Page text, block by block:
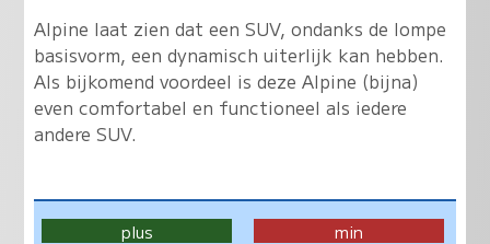
Alpine laat zien dat een SUV, ondanks de lompe
basisvorm, een dynamisch uiterlijk kan hebben.
Als bijkomend voordeel is deze Alpine (bijna)
even comfortabel en functioneel als iedere
andere SUV.
plus
min